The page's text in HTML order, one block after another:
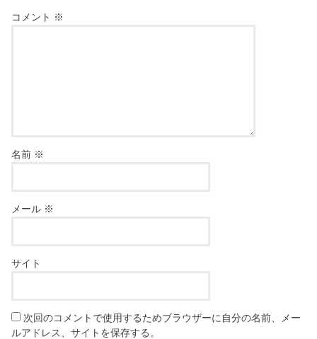
コメント ※
名前 ※
メール ※
サイト
次回のコメントで使用するためブラウザーに自分の名前、メー
ルアドレス、サイトを保存する。